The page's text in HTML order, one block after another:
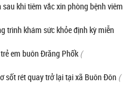
khi tiêm vắc xin phòng bệnh viêm
trình khám sức khỏe định kỳ miễn
em buôn Đrăng Phốk (
sốt rét quay trở lại tại xã Buôn Đôn (